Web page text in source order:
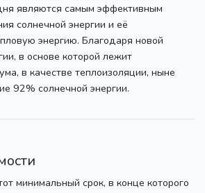
являются самым эффективным
солнечной энергии и её
энергию. Благодаря новой
в основе которой лежит
в качестве теплоизоляции, ныне
92% солнечной энергии.
минимальный срок, в конце которого